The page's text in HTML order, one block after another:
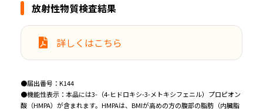
放射性物質検査結果
詳しくはこちら
●届出番号：K144
●機能性表示：本品には3-（4-ヒドロキシ-3-メトキシフェニル）プロピオン
酸（HMPA）が含まれます。HMPAは、BMIが高めの方の腹部の脂肪（内臓脂